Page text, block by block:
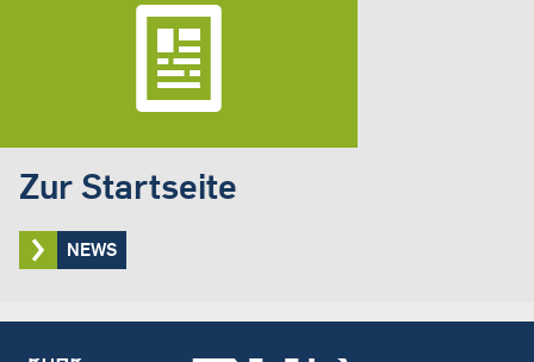
Zur Startseite
NEWS